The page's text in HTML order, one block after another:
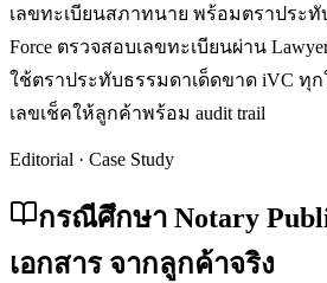
เลขทะเบียนสภาทนาย พร้อมตราประทั
Force ตรวจสอบเลขทะเบียนผ่าน
ใช้ตราประทับธรรมดาเด็ดขาด iVC ทุ
เลขเช็คให้ลูกค้าพร้อม audit trail
Editorial · Case Study
กรณีศึกษา Notary
เอกสาร จากลูกค้าจริง